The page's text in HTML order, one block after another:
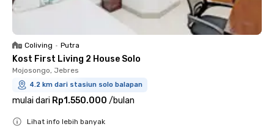
Coliving • Putra
Kost First Living 2 House Solo
Mojosongo, Jebres
4.2 km dari stasiun solo balapan
mulai dari Rp1.550.000 /bulan
Lihat info lebih banyak